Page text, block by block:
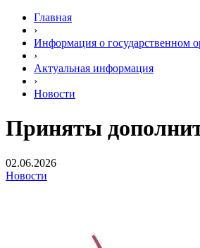
Главная
›
Информация о государственном
›
Актуальная информация
›
Новости
Приняты
02.06.2026
Новости